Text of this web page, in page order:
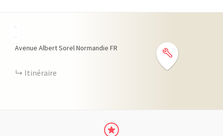
Avenue Albert SorelNormandie FR
Itinéraire